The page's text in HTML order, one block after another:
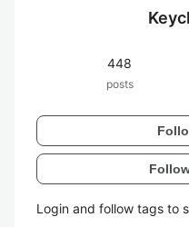
448
posts
Login and follow tags to